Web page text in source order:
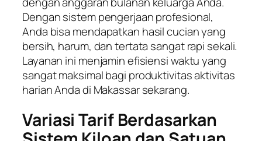
Dengan sistem pengerjaan profesional,
Anda bisa mendapatkan hasil cucian yang
bersih, harum, dan tertata sangat rapi sekali.
Layanan ini menjamin efisiensi waktu yang
sangat maksimal bagi produktivitas aktivitas
harian Anda di Makassar sekarang.
Variasi Tarif Berdasarkan